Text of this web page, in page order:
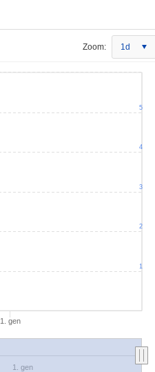
Zoom: 1d
1. gen
1. gen
1
2
3
4
5